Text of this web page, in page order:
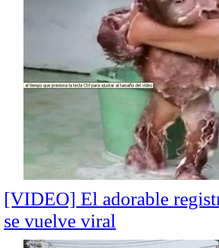
[VIDEO] El adorable
se vuelve viral